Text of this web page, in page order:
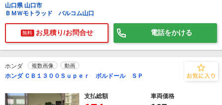
山口県 山口市
ＢＭＷモトラッド バルコム山口
無料 お見積り/お問合せ 電話をかける
ホンダ 複数画像 動画
ホンダ ＣＢ１３００Ｓｕｐｅｒ ボルドール ＳＰ
支払総額 車両価格